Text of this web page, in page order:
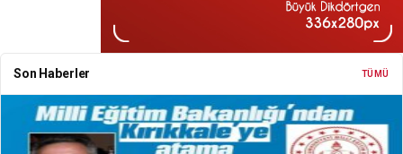
Son Haberler TÜMÜ